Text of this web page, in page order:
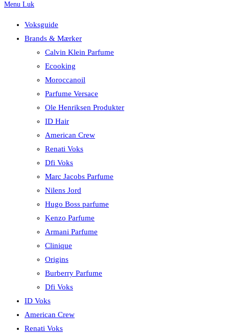
Menu Luk
Voksguide
Brands & Mærker
Calvin Klein Parfume
Ecooking
Moroccanoil
Parfume Versace
Ole Henriksen Produkter
ID Hair
American Crew
Renati Voks
Dfi Voks
Marc Jacobs Parfume
Nilens Jord
Hugo Boss parfume
Kenzo Parfume
Armani Parfume
Clinique
Origins
Burberry Parfume
Dfi Voks
ID Voks
American Crew
Renati Voks